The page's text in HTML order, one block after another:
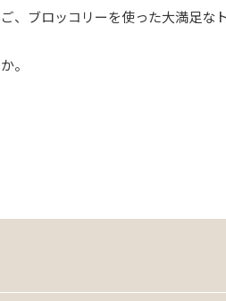
、ブロッコリーを使った大満足なト
。